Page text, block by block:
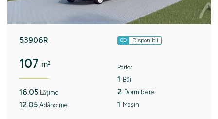
53906R CD Disponibil
107 m²
16.05 Lățime
12.05 Adâncime
Parter
1 Băi
2 Dormitoare
1 Mașini